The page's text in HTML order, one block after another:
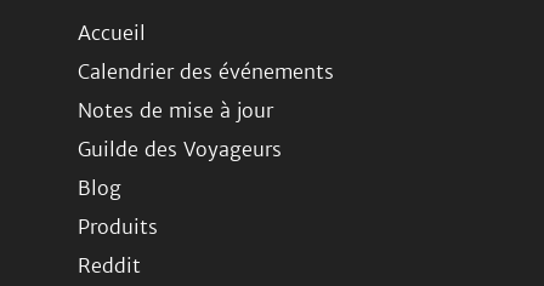
Accueil
Calendrier des événements
Notes de mise à jour
Guilde des Voyageurs
Blog
Produits
Reddit